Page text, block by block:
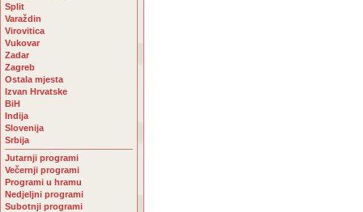
Split
Varaždin
Virovitica
Vukovar
Zadar
Zagreb
Ostala mjesta
Izvan Hrvatske
BiH
Indija
Slovenija
Srbija
Jutarnji programi
Večernji programi
Programi u hramu
Nedjeljni programi
Subotnji programi